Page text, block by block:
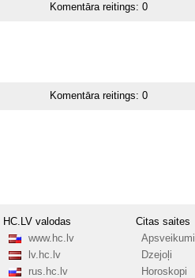
Komentāra reitings:0
Komentāra reitings:0
HC.LV valodas
www.hc.lv
lv.hc.lv
rus.hc.lv
Citas saites
Apsveikumi
Dzejoļi
Horoskopi